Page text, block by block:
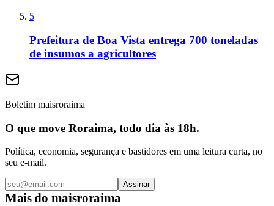
5
Prefeitura de Boa Vista entrega 700 toneladas
de insumos a agricultores
Boletim maisroraima
O que move Roraima, todo dia às 18h.
Política, economia, segurança e bastidores em uma leitura curta, no
seu e-mail.
Assinar
Mais do maisroraima